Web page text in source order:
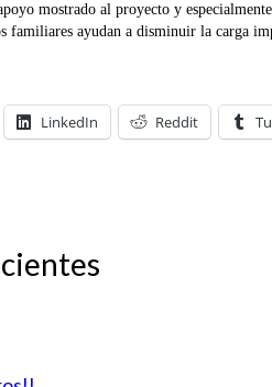
mostrado al proyecto y
ayudan a disminuir la carga
LinkedIn Reddit